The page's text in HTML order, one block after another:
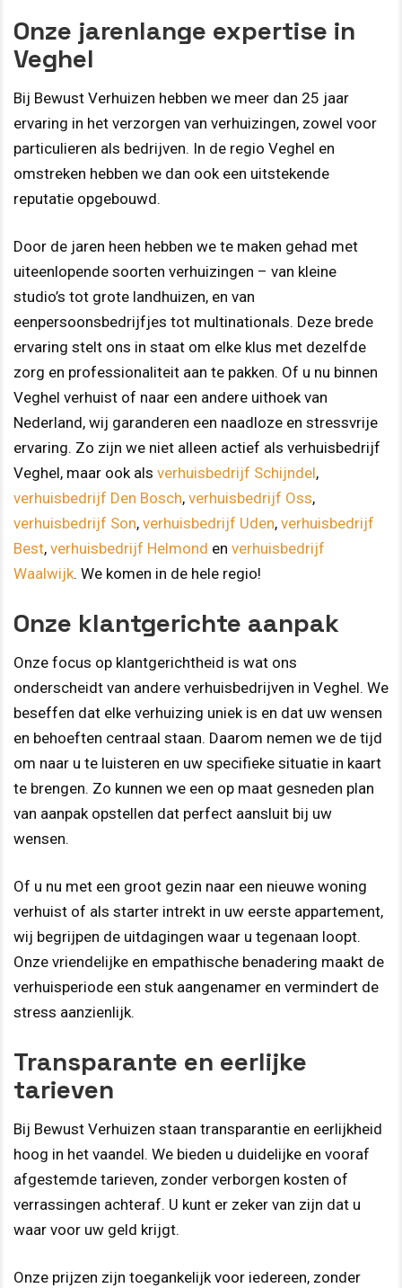
Onze jarenlange expertise in
Veghel
Bij Bewust Verhuizen hebben we meer dan 25 jaar
ervaring in het verzorgen van verhuizingen, zowel voor
particulieren als bedrijven. In de regio Veghel en
omstreken hebben we dan ook een uitstekende
reputatie opgebouwd.
Door de jaren heen hebben we te maken gehad met
uiteenlopende soorten verhuizingen – van kleine
studio’s tot grote landhuizen, en van
eenpersoonsbedrijfjes tot multinationals. Deze brede
ervaring stelt ons in staat om elke klus met dezelfde
zorg en professionaliteit aan te pakken. Of u nu binnen
Veghel verhuist of naar een andere uithoek van
Nederland, wij garanderen een naadloze en stressvrije
ervaring. Zo zijn we niet alleen actief als verhuisbedrijf
Veghel, maar ook als verhuisbedrijf Schijndel,
verhuisbedrijf Den Bosch, verhuisbedrijf Oss,
verhuisbedrijf Son, verhuisbedrijf Uden, verhuisbedrijf
Best, verhuisbedrijf Helmond en verhuisbedrijf
Waalwijk. We komen in de hele regio!
Onze klantgerichte aanpak
Onze focus op klantgerichtheid is wat ons
onderscheidt van andere verhuisbedrijven in Veghel. We
beseffen dat elke verhuizing uniek is en dat uw wensen
en behoeften centraal staan. Daarom nemen we de tijd
om naar u te luisteren en uw specifieke situatie in kaart
te brengen. Zo kunnen we een op maat gesneden plan
van aanpak opstellen dat perfect aansluit bij uw
wensen.
Of u nu met een groot gezin naar een nieuwe woning
verhuist of als starter intrekt in uw eerste appartement,
wij begrijpen de uitdagingen waar u tegenaan loopt.
Onze vriendelijke en empathische benadering maakt de
verhuisperiode een stuk aangenamer en vermindert de
stress aanzienlijk.
Transparante en eerlijke
tarieven
Bij Bewust Verhuizen staan transparantie en eerlijkheid
hoog in het vaandel. We bieden u duidelijke en vooraf
afgestemde tarieven, zonder verborgen kosten of
verrassingen achteraf. U kunt er zeker van zijn dat u
waar voor uw geld krijgt.
Onze prijzen zijn toegankelijk voor iedereen, zonder